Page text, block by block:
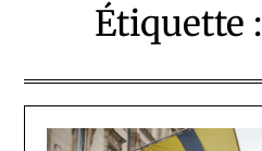
Étiquette :